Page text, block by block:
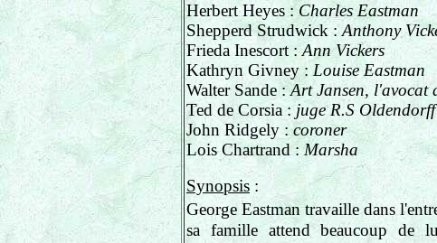
Herbert Heyes :Charles Eastman
Shepperd Strudwick : Anthony
Frieda Inescort :Ann Vickers
Kathryn Givney : Louise Eastman
Walter Sande :Art Jansen, l'avocat
Ted de Corsia : juge R.S Oldendorff
John Ridgely :coroner
Lois Chartrand :Marsha
Synopsis :
George Eastman travaille dans
sa famille attend beaucoup de